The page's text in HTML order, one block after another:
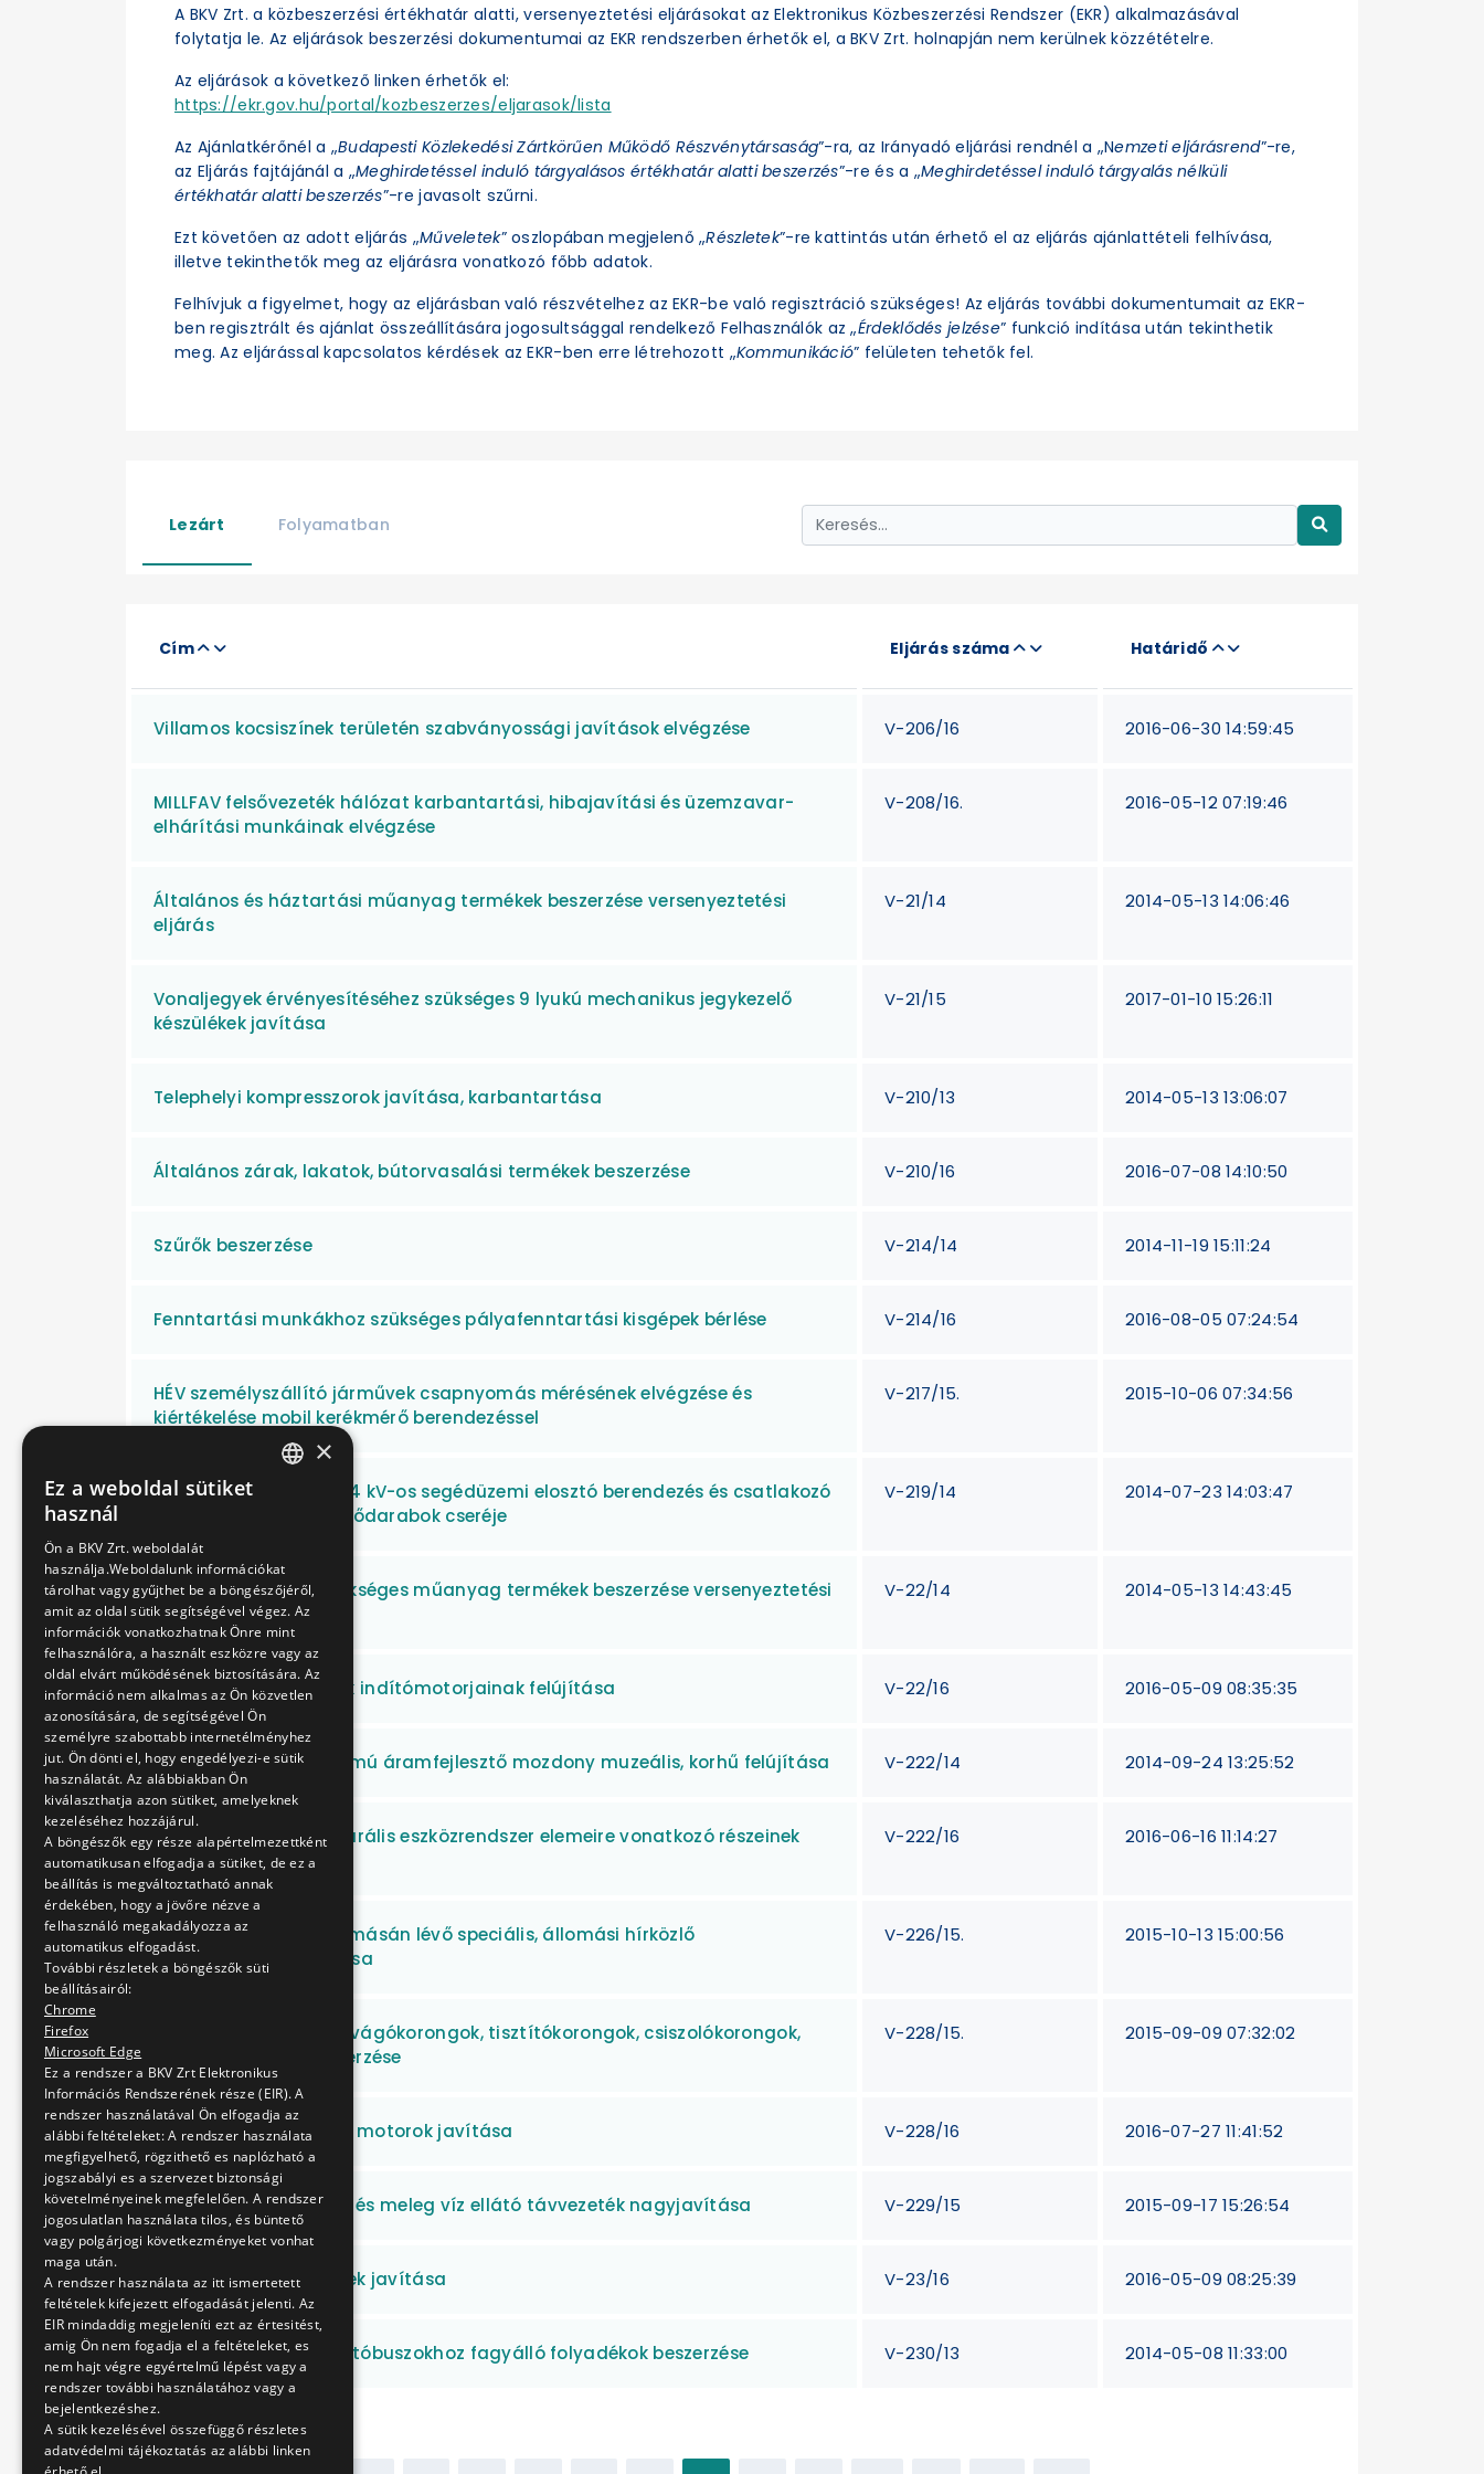
A BKV Zrt. a közbeszerzési értékhatár alatti, versenyeztetési eljárásokat az Elektronikus Közbeszerzési Rendszer (EKR) alkalmazásával
folytatja le. Az eljárások beszerzési dokumentumai az EKR rendszerben érhetők el, a BKV Zrt. holnapján nem kerülnek közzétételre.
Az eljárások a következő linken érhetők el:
https://ekr.gov.hu/portal/kozbeszerzes/eljarasok/lista
Az Ajánlatkérőnél a „Budapesti Közlekedési Zártkörűen Működő Részvénytársaság”-ra, az Irányadó eljárási rendnél a „Nemzeti eljárásrend”-re,
az Eljárás fajtájánál a „Meghirdetéssel induló tárgyalásos értékhatár alatti beszerzés”-re és a „Meghirdetéssel induló tárgyalás nélküli
értékhatár alatti beszerzés”-re javasolt szűrni.
Ezt követően az adott eljárás „Műveletek” oszlopában megjelenő „Részletek”-re kattintás után érhető el az eljárás ajánlattételi felhívása,
illetve tekinthetők meg az eljárásra vonatkozó főbb adatok.
Felhívjuk a figyelmet, hogy az eljárásban való részvételhez az EKR-be való regisztráció szükséges! Az eljárás további dokumentumait az EKR-
ben regisztrált és ajánlat összeállítására jogosultsággal rendelkező Felhasználók az „Érdeklődés jelzése” funkció indítása után tekinthetik
meg. Az eljárással kapcsolatos kérdések az EKR-ben erre létrehozott „Kommunikáció” felületen tehetők fel.
Lezárt Folyamatban
Cím Eljárás száma Határidő
Villamos kocsiszínek területén szabványossági javítások elvégzése V-206/16 2016-06-30 14:59:45
MILLFAV felsővezeték hálózat karbantartási, hibajavítási és üzemzavar-
elhárítási munkáinak elvégzése
V-208/16. 2016-05-12 07:19:46
Általános és háztartási műanyag termékek beszerzése versenyeztetési
eljárás
V-21/14 2014-05-13 14:06:46
Vonaljegyek érvényesítéséhez szükséges 9 lyukú mechanikus jegykezelő
készülékek javítása
V-21/15 2017-01-10 15:26:11
Telephelyi kompresszorok javítása, karbantartása V-210/13 2014-05-13 13:06:07
Általános zárak, lakatok, bútorvasalási termékek beszerzése V-210/16 2016-07-08 14:10:50
Szűrők beszerzése V-214/14 2014-11-19 15:11:24
Fenntartási munkákhoz szükséges pályafenntartási kisgépek bérlése V-214/16 2016-08-05 07:24:54
HÉV személyszállító járművek csapnyomás mérésének elvégzése és
kiértékelése mobil kerékmérő berendezéssel
V-217/15. 2015-10-06 07:34:56
Szigetszentmártoni 0,4 kV-os segédüzemi elosztó berendezés és csatlakozó
eszközeinek javítása, fődarabok cseréje
V-219/14 2014-07-23 14:03:47
Villanyszereléshez szükséges műanyag termékek beszerzése versenyeztetési
eljárása
V-22/14 2014-05-13 14:43:45
Gumikerekes járművek indítómotorjainak felújítása V-22/16 2016-05-09 08:35:35
BSzKRt 7400 pályaszámú áramfejlesztő mozdony muzeális, korhű felújítása V-222/14 2014-09-24 13:25:52
TTP Vasúti infrastruktúrális eszközrendszer elemeire vonatkozó részeinek
kiegészítése
V-222/16 2016-06-16 11:14:27
M3 metróvonal 15 állomásán lévő speciális, állomási hírközlő
vezérlőasztalok javítása
V-226/15. 2015-10-13 15:00:56
Csiszoló szerszámok (vágókorongok, tisztítókorongok, csiszolókorongok,
csiszolótárcsák) beszerzése
V-228/15. 2015-09-09 07:32:02
Trolibusz segédüzemű motorok javítása V-228/16 2016-07-27 11:41:52
Trolibusz Divízió fűtési és meleg víz ellátó távvezeték nagyjavítása V-229/15 2015-09-17 15:26:54
Autóbusz világítótestek javítása V-23/16 2016-05-09 08:25:39
Volvo 7700A típusú autóbuszokhoz fagyálló folyadékok beszerzése V-230/13 2014-05-08 11:33:00
×
Ez a weboldal sütiket
használ
Ön a BKV Zrt. weboldalát
használja.Weboldalunk információkat
tárolhat vagy gyűjthet be a böngészőjéről,
amit az oldal sütik segítségével végez. Az
információk vonatkozhatnak Önre mint
felhasználóra, a használt eszközre vagy az
oldal elvárt működésének biztosítására. Az
információ nem alkalmas az Ön közvetlen
azonosítására, de segítségével Ön
személyre szabottabb internetélményhez
jut. Ön dönti el, hogy engedélyezi-e sütik
használatát. Az alábbiakban Ön
kiválaszthatja azon sütiket, amelyeknek
kezeléséhez hozzájárul.
A böngészők egy része alapértelmezettként
automatikusan elfogadja a sütiket, de ez a
beállítás is megváltoztatható annak
érdekében, hogy a jövőre nézve a
felhasználó megakadályozza az
automatikus elfogadást.
További részletek a böngészők süti
beállításairól:
Chrome
Firefox
Microsoft Edge
Ez a rendszer a BKV Zrt Elektronikus
Információs Rendszerének része (EIR). A
rendszer használatával Ön elfogadja az
alábbi feltételeket: A rendszer használata
megfigyelhető, rögzithető es naplózható a
jogszabályi es a szervezet biztonsági
követelményeinek megfelelően. A rendszer
jogosulatlan használata tilos, és büntető
vagy polgárjogi következményeket vonhat
maga után.
A rendszer használata az itt ismertetett
feltételek kifejezett elfogadását jelenti. Az
EIR mindaddig megjeleníti ezt az értesitést,
amig Ön nem fogadja el a feltételeket, es
nem hajt végre egyértelmű lépést vagy a
rendszer további használatához vagy a
bejelentkezéshez.
A sütik kezelésével összefüggő részletes
adatvédelmi tájékoztatás az alábbi linken